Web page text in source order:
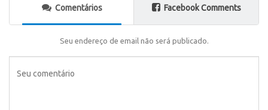
Comentários Facebook Comments
Seu endereço de email não será publicado.